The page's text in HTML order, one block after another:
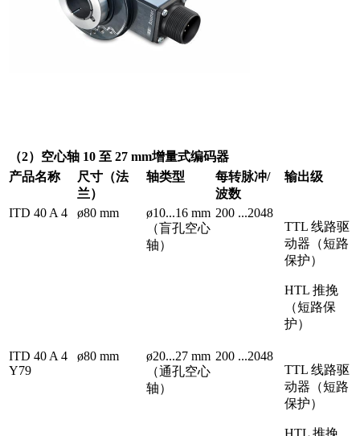
（2）空心轴 10 至 27 mm增量式编码器
产品名称
尺寸（法
兰）
轴类型
每转脉冲/
波数
输出级
ITD 40 A 4 ø80 mm
ø10...16 mm
（盲孔空心
轴）
200 ...2048
TTL 线路驱
动器（短路
保护）
HTL 推挽
（短路保
护）
ITD 40 A 4
Y79
ø80 mm
ø20...27 mm
（通孔空心
轴）
200 ...2048
TTL 线路驱
动器（短路
保护）